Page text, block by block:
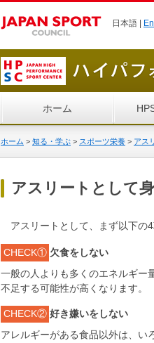
日本語 |
ホーム
ホーム > 知る・学ぶ > スポーツ栄養 > アス
アスリートとして
アスリートとして、まず以下の
CHECK① 欠食をしない
一般の人よりも多くのエネルギー
不足する可能性が高くなります。
CHECK② 好き嫌いをしない
アレルギーがある食品以外は、い